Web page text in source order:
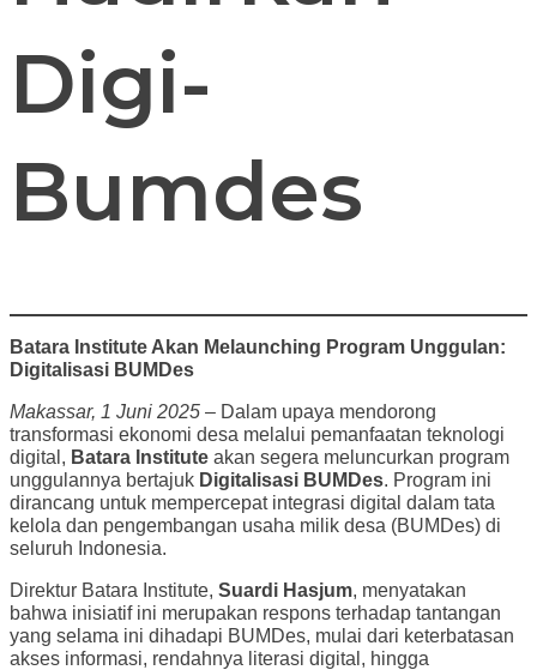
Digi-
Bumdes
Batara Institute Akan Melaunching Program Unggulan:
Digitalisasi BUMDes
Makassar, 1 Juni 2025 – Dalam upaya mendorong
transformasi ekonomi desa melalui pemanfaatan teknologi
digital, Batara Institute akan segera meluncurkan program
unggulannya bertajuk Digitalisasi BUMDes. Program ini
dirancang untuk mempercepat integrasi digital dalam tata
kelola dan pengembangan usaha milik desa (BUMDes) di
seluruh Indonesia.
Direktur Batara Institute, Suardi Hasjum, menyatakan
bahwa inisiatif ini merupakan respons terhadap tantangan
yang selama ini dihadapi BUMDes, mulai dari keterbatasan
akses informasi, rendahnya literasi digital, hingga